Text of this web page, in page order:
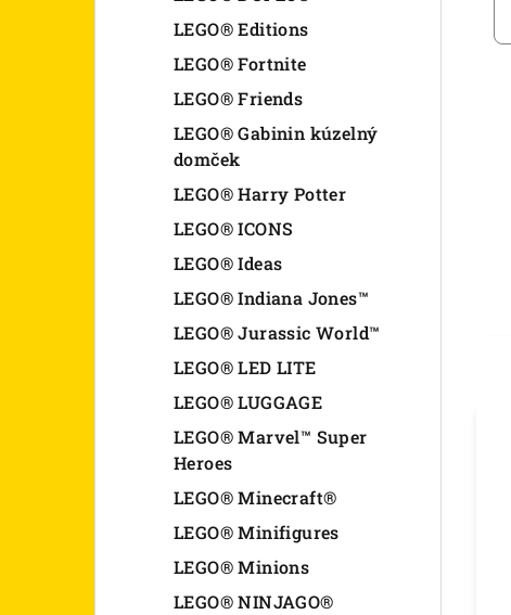
LEGO® Editions
LEGO® Fortnite
LEGO® Friends
LEGO® Gabinin kúzelný
domček
LEGO® Harry Potter
LEGO® ICONS
LEGO® Ideas
LEGO® Indiana Jones™
LEGO® Jurassic World™
LEGO® LED LITE
LEGO® LUGGAGE
LEGO® Marvel™ Super
Heroes
LEGO® Minecraft®
LEGO® Minifigures
LEGO® Minions
LEGO® NINJAGO®